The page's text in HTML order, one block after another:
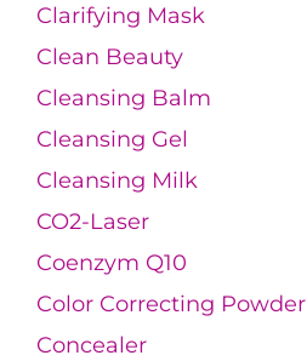
Clarifying Mask
Clean Beauty
Cleansing Balm
Cleansing Gel
Cleansing Milk
CO2-Laser
Coenzym Q10
Color Correcting Powder
Concealer